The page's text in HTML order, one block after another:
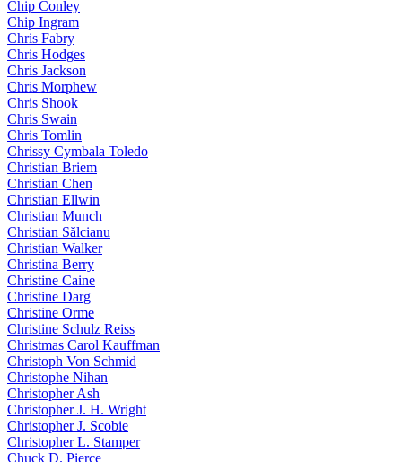
Chip Conley
Chip Ingram
Chris Fabry
Chris Hodges
Chris Jackson
Chris Morphew
Chris Shook
Chris Swain
Chris Tomlin
Chrissy Cymbala Toledo
Christian Briem
Christian Chen
Christian Ellwin
Christian Munch
Christian Sălcianu
Christian Walker
Christina Berry
Christine Caine
Christine Darg
Christine Orme
Christine Schulz Reiss
Christmas Carol Kauffman
Christoph Von Schmid
Christophe Nihan
Christopher Ash
Christopher J. H. Wright
Christopher J. Scobie
Christopher L. Stamper
Chuck D. Pierce